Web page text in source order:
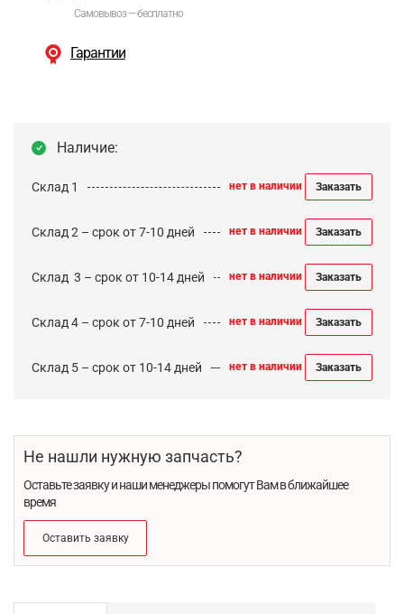
Самовывоз — бесплатно
Гарантии
Наличие:
Склад 1 нет в наличии Заказать
Склад 2 – срок от 7-10 дней нет в наличии Заказать
Cклад 3 – срок от 10-14 дней нет в наличии Заказать
Склад 4 – срок от 7-10 дней нет в наличии Заказать
Склад 5 – срок от 10-14 дней нет в наличии Заказать
Не нашли нужную запчасть?
Оставьте заявку и наши менеджеры помогут Вам в ближайшее
время
Оставить заявку